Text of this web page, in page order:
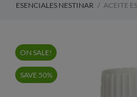
ESENCIALES NESTINAR
ACEITE
ON SALE!
SAVE 50%